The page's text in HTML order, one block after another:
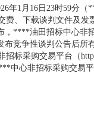
年1月16日23时59
费、下载谈判文件及
****油田招标中心非
竞争性谈判公告后
标采购交易平台（
中心非招标采购交易